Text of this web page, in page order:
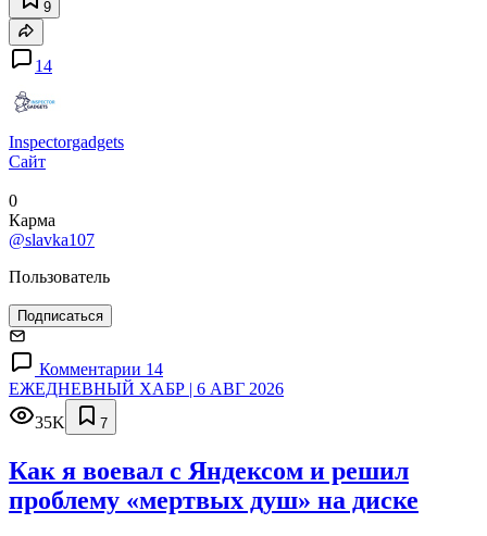
9
14
Inspectorgadgets
Сайт
0
Карма
@slavka107
Пользователь
Подписаться
Комментарии 14
ЕЖЕДНЕВНЫЙ ХАБР | 6 АВГ 2026
35K
7
Как я воевал с Яндексом и решил
проблему «мертвых душ» на диске